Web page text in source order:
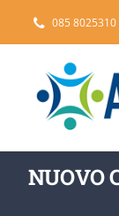
085 8025310
CHI SIAMO
NUOVO